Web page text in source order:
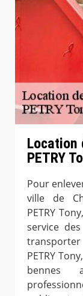
Location
PETRY
Pour
ville de
PETRY
service
PETRY
bennes